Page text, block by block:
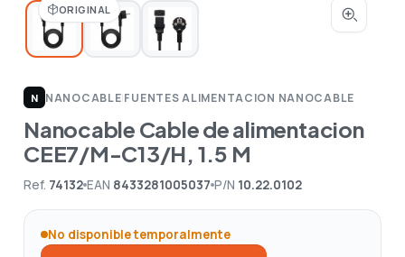
ORIGINAL
N NANOCABLE|FUENTES ALIMENTACION NANOCABLE
Nanocable Cable de alimentacion
CEE7/M-C13/H, 1.5 M
Ref. 74132 EAN 8433281005037 P/N 10.22.0102
No disponible temporalmente